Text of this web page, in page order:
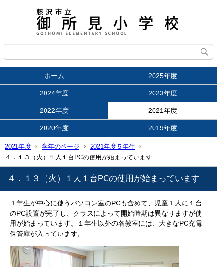
ホーム 2025年度
2024年度 2023年度
2022年度 2021年度
2020年度 2019年度
2021年度 学年のページ
2021年度５年生
４．１３（火）１人１台PCの使用が始まっています
４．１３（火）１人１台PCの使用が始まっています
１年生が中心に使うパソコン室のPCも含めて、児童１人に１台
のPC設置が完了し、クラスによって開始時期は異なりますが使
用が始まっています。１年生以外の各教室には、大きなPC充電
保管庫が入っています。